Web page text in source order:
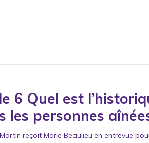
6 Quel est
les personnes
reçoit Marie Beaulieu en entrevue